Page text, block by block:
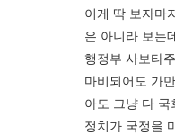
이게 딱 보자마
은 아니라 보는
행정부 사보타
마비되어도 가
아도 그냥 다 국
정치가 국정을